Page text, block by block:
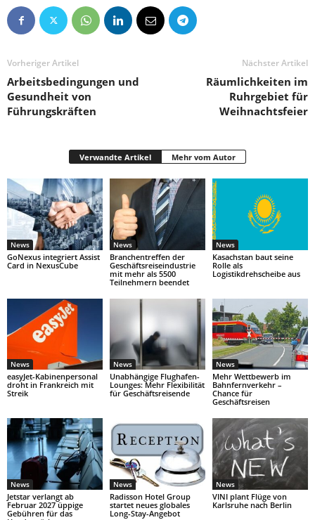
Vorheriger Artikel
Arbeitsbedingungen und
Gesundheit von
Führungskräften
Nächster Artikel
Räumlichkeiten im
Ruhrgebiet für
Weihnachtsfeier
Verwandte Artikel Mehr vom Autor
News
GoNexus integriert Assist
Card in NexusCube
News
Branchentreffen der
Geschäftsreiseindustrie
mit mehr als 5500
Teilnehmern beendet
News
Kasachstan baut seine
Rolle als
Logistikdrehscheibe aus
News
easyJet-Kabinenpersonal
droht in Frankreich mit
Streik
News
Unabhängige Flughafen-
Lounges: Mehr Flexibilität
für Geschäftsreisende
News
Mehr Wettbewerb im
Bahnfernverkehr –
Chance für
Geschäftsreisen
News
Jetstar verlangt ab
Februar 2027 üppige
Gebühren für das
News
Radisson Hotel Group
startet neues globales
Long-Stay-Angebot
News
VINI plant Flüge von
Karlsruhe nach Berlin